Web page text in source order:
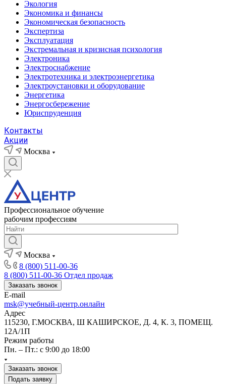
Экология
Экономика и финансы
Экономическая безопасность
Экспертиза
Эксплуатация
Экстремальная и кризисная психология
Электроника
Электроснабжение
Электротехника и электроэнергетика
Электроустановки и оборудование
Энергетика
Энергосбережение
Юриспруденция
Контакты
Акции
Москва
Профессиональное обучение
рабочим профессиям
Москва
8 (800) 511-00-36
8 (800) 511-00-36 Отдел продаж
Заказать звонок
E-mail
msk@учебный-центр.онлайн
Адрес
115230, Г.МОСКВА, Ш КАШИРСКОЕ, Д. 4, К. 3, ПОМЕЩ.
12А/1П
Режим работы
Пн. – Пт.: с 9:00 до 18:00
Заказать звонок
Подать заявку